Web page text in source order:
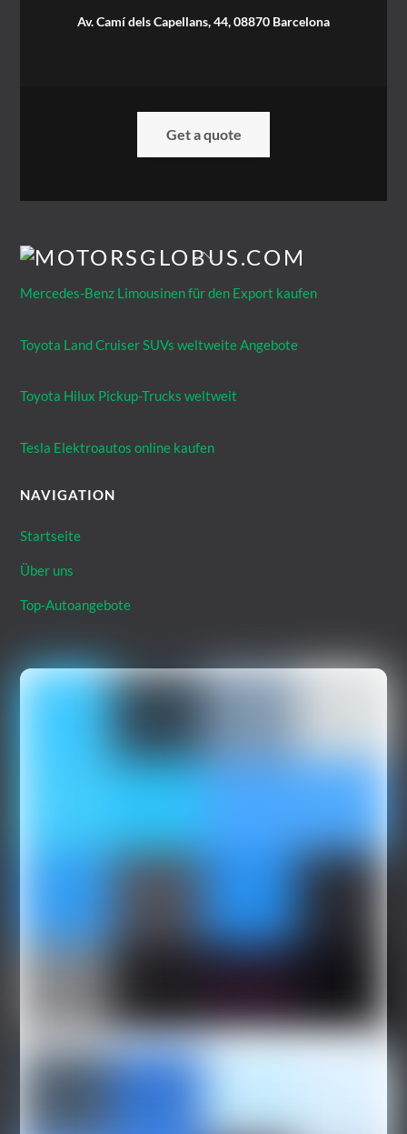
Av. Camí dels Capellans, 44, 08870 Barcelona
Get a quote
Mercedes-Benz Limousinen für den Export kaufen
Toyota Land Cruiser SUVs weltweite Angebote
Toyota Hilux Pickup-Trucks weltweit
Tesla Elektroautos online kaufen
NAVIGATION
Startseite
Über uns
Top-Autoangebote